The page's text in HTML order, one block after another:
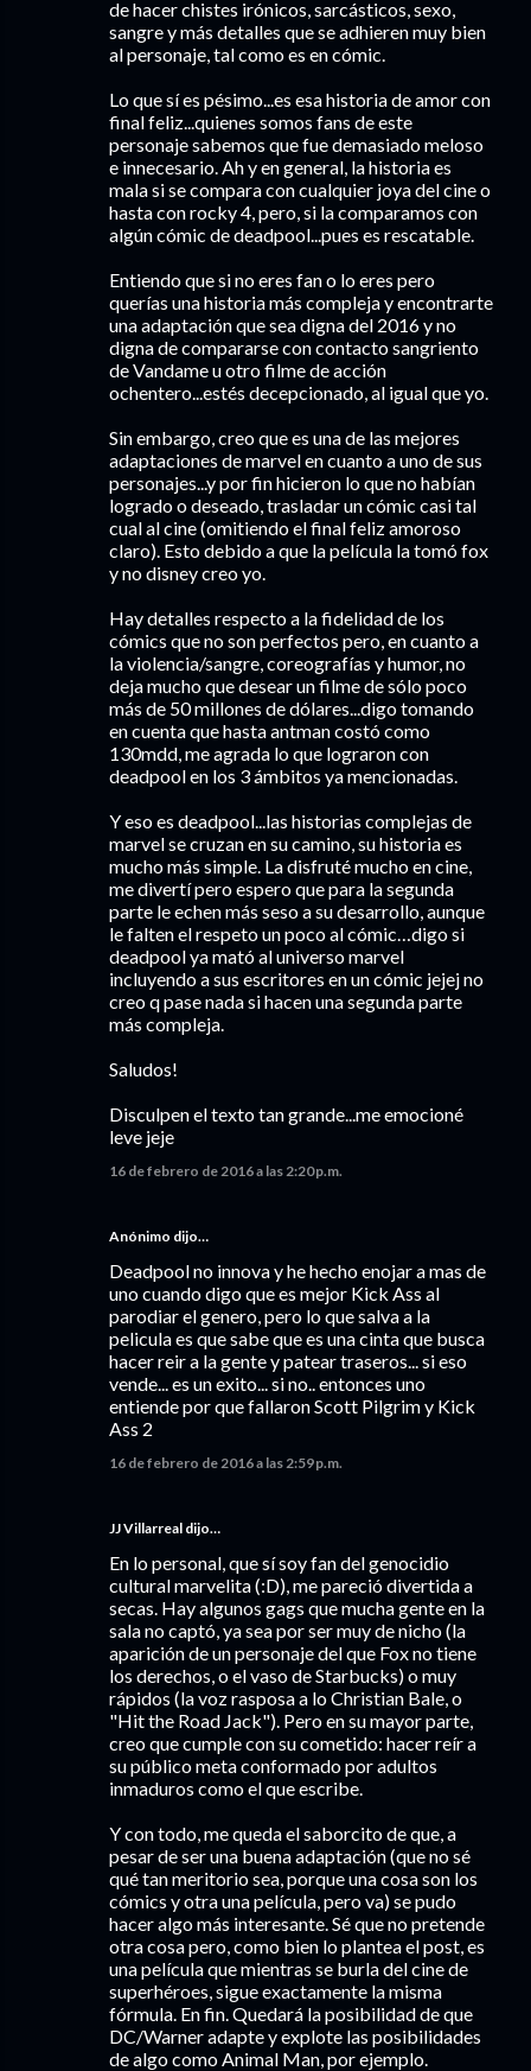
de hacer chistes irónicos, sarcásticos, sexo,
sangre y más detalles que se adhieren muy bien
al personaje, tal como es en cómic.
Lo que sí es pésimo...es esa historia de amor con
final feliz...quienes somos fans de este
personaje sabemos que fue demasiado meloso
e innecesario. Ah y en general, la historia es
mala si se compara con cualquier joya del cine o
hasta con rocky 4, pero, si la comparamos con
algún cómic de deadpool...pues es rescatable.
Entiendo que si no eres fan o lo eres pero
querías una historia más compleja y encontrarte
una adaptación que sea digna del 2016 y no
digna de compararse con contacto sangriento
de Vandame u otro filme de acción
ochentero...estés decepcionado, al igual que yo.
Sin embargo, creo que es una de las mejores
adaptaciones de marvel en cuanto a uno de sus
personajes...y por fin hicieron lo que no habían
logrado o deseado, trasladar un cómic casi tal
cual al cine (omitiendo el final feliz amoroso
claro). Esto debido a que la película la tomó fox
y no disney creo yo.
Hay detalles respecto a la fidelidad de los
cómics que no son perfectos pero, en cuanto a
la violencia/sangre, coreografías y humor, no
deja mucho que desear un filme de sólo poco
más de 50 millones de dólares...digo tomando
en cuenta que hasta antman costó como
130mdd, me agrada lo que lograron con
deadpool en los 3 ámbitos ya mencionadas.
Y eso es deadpool...las historias complejas de
marvel se cruzan en su camino, su historia es
mucho más simple. La disfruté mucho en cine,
me divertí pero espero que para la segunda
parte le echen más seso a su desarrollo, aunque
le falten el respeto un poco al cómic…digo si
deadpool ya mató al universo marvel
incluyendo a sus escritores en un cómic jejej no
creo q pase nada si hacen una segunda parte
más compleja.
Saludos!
Disculpen el texto tan grande...me emocioné
leve jeje
16 de febrero de 2016 a las 2:20 p.m.
Anónimo dijo…
Deadpool no innova y he hecho enojar a mas de
uno cuando digo que es mejor Kick Ass al
parodiar el genero, pero lo que salva a la
pelicula es que sabe que es una cinta que busca
hacer reir a la gente y patear traseros... si eso
vende... es un exito... si no.. entonces uno
entiende por que fallaron Scott Pilgrim y Kick
Ass 2
16 de febrero de 2016 a las 2:59 p.m.
JJ Villarreal dijo…
En lo personal, que sí soy fan del genocidio
cultural marvelita (:D), me pareció divertida a
secas. Hay algunos gags que mucha gente en la
sala no captó, ya sea por ser muy de nicho (la
aparición de un personaje del que Fox no tiene
los derechos, o el vaso de Starbucks) o muy
rápidos (la voz rasposa a lo Christian Bale, o
"Hit the Road Jack"). Pero en su mayor parte,
creo que cumple con su cometido: hacer reír a
su público meta conformado por adultos
inmaduros como el que escribe.
Y con todo, me queda el saborcito de que, a
pesar de ser una buena adaptación (que no sé
qué tan meritorio sea, porque una cosa son los
cómics y otra una película, pero va) se pudo
hacer algo más interesante. Sé que no pretende
otra cosa pero, como bien lo plantea el post, es
una película que mientras se burla del cine de
superhéroes, sigue exactamente la misma
fórmula. En fin. Quedará la posibilidad de que
DC/Warner adapte y explote las posibilidades
de algo como Animal Man, por ejemplo.